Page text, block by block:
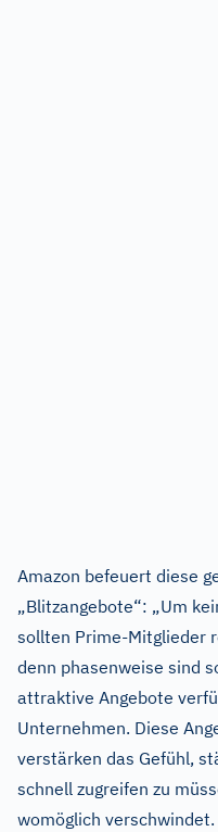
Amazon befeuert diese
„Blitzangebote“: „Um
sollten Prime-Mitglieder
denn phasenweise sind
attraktive Angebote
Unternehmen. Diese
verstärken das Gefühl,
schnell zugreifen zu
womöglich verschwindet.